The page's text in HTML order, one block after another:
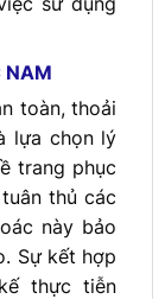
NAM
toàn, thoải
lựa chọn lý
trang phục
thủ các
này bảo
Sự kết hợp
thực tiễn